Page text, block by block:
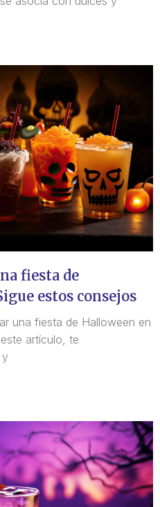
fiesta de
estos consejos
una fiesta de Halloween en
artículo, te